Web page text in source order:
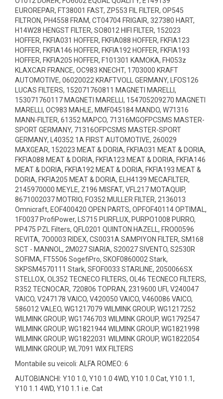
EUROREPAR, FT38001 FAST, ZP553 FIL FILTER, OP545
FILTRON, PH4558 FRAM, CT04704 FRIGAIR, 327380 HART,
H14W28 HENGST FILTER, SO8012 HIFI FILTER, 152023
HOFFER, FKFIA031 HOFFER, FKFIA088 HOFFER, FKFIA123
HOFFER, FKFIA146 HOFFER, FKFIA192 HOFFER, FKFIA193
HOFFER, FKFIA205 HOFFER, F101301 KAMOKA, FH053z
KLAXCAR FRANCE, OC983 KNECHT, 1703000 KRAFT
AUTOMOTIVE, 06020022 KRAFTVOLL GERMANY, LFOS126
LUCAS FILTERS, 152071760811 MAGNETI MARELLI,
153071760117 MAGNETI MARELLI, 154705209270 MAGNETI
MARELLI, OC983 MAHLE, MMF045184 MANDO, W71316
MANN-FILTER, 61352 MAPCO, 71316MGOFPCSMS MASTER-
SPORT GERMANY, 71316OFPCSMS MASTER-SPORT
GERMANY, L40352 1A FIRST AUTOMOTIVE, 260029
MAXGEAR, 152023 MEAT & DORIA, FKFIA031 MEAT & DORIA,
FKFIA088 MEAT & DORIA, FKFIA123 MEAT & DORIA, FKFIA146
MEAT & DORIA, FKFIA192 MEAT & DORIA, FKFIA193 MEAT &
DORIA, FKFIA205 MEAT & DORIA, ELH4139 MECAFILTER,
2145970000 MEYLE, Z196 MISFAT, VFL217 MOTAQUIP,
8671002037 MOTRIO, FO352 MULLER FILTER, 2136013
Omnicraft, EOF400420 OPEN PARTS, OPFOF40114 OPTIMAL,
1F0037 ProfiPower, LS715 PURFLUX, PURPO1008 PURRO,
PP475 PZL Filters, QFL0201 QUINTON HAZELL, FRO00596
REVITA, 7O0003 RIDEX, CS0031A SAMPIYON FILTER, SM168
SCT - MANNOL, 2M027 SIARIA, S20027 SIVENTO, S2530R
SOFIMA, FT5506 SogefiPro, SKOF0860002 Stark,
SKPSM4570111 Stark, SFOF0033 STARLINE, 2050066SX
STELLOX, OL352 TECNECO FILTERS, OL46 TECNECO FILTERS,
R352 TECNOCAR, 720806 TOPRAN, 2319600 UFI, V240047
VAICO, V247178 VAICO, V420050 VAICO, V460086 VAICO,
586012 VALEO, WG1217079 WILMINK GROUP, WG1217252
WILMINK GROUP, WG1746703 WILMINK GROUP, WG1792547
WILMINK GROUP, WG1821944 WILMINK GROUP, WG1821998
WILMINK GROUP, WG1822031 WILMINK GROUP, WG1822054
WILMINK GROUP, WL7091 WIX FILTERS
Montabile su veicoli: ALFA ROMEO: 6
AUTOBIANCHI: Y10 1.0, Y10 1.0 4WD, Y10 1.0 Cat, Y10 1.1,
Y10 1.1 4WD, Y10 1.1 i.e. Cat